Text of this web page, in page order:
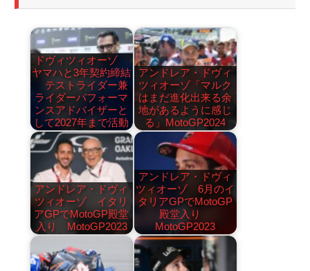
ドヴィツィオーゾ
ヤマハと3年契約締結
テストライダー兼
ライダーパフォーマ
ンスアドバイザーと
して2027年まで活動
アンドレア・ドヴィ
ツィオーゾ「マルク
はまだ進化出来る余
地があるように感じ
る」MotoGP2024
アンドレア・ドヴィ
ツィオーゾ イタリ
アGPでMotoGP殿堂
入り MotoGP2023
アンドレア・ドヴィ
ツィオーゾ 6月のイ
タリアGPでMotoGP
殿堂入り
MotoGP2023